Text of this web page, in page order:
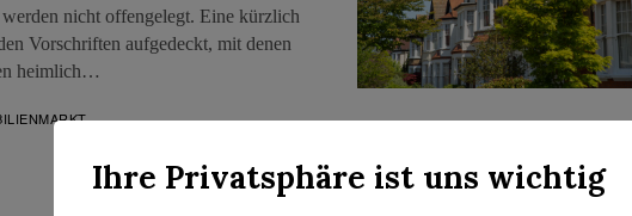
nicht offengelegt. Eine kürzlich
Vorschriften aufgedeckt, mit denen
heimlich…
Ihre Privatsphäre ist uns wichtig